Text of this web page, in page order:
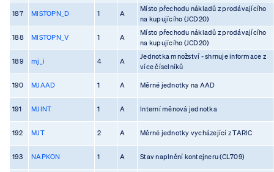
187 MISTOPN_D 1 A
Místo přechodu nákladů z prodávajícího
na kupujícího (JCD20)
188 MISTOPN_V 1 A
Místo přechodu nákladů z prodávajícího
na kupujícího (JCD20)
189 mj_i 4 A
Jednotka množství - shrnuje informace z
více číselníků
190 MJAAD 1 A Měrné jednotky na AAD
191 MJINT 1 A Interní měnová jednotka
192 MJT 2 A Měrné jednotky vycházející z TARIC
193 NAPKON 1 A Stav naplnění kontejneru (CL709)